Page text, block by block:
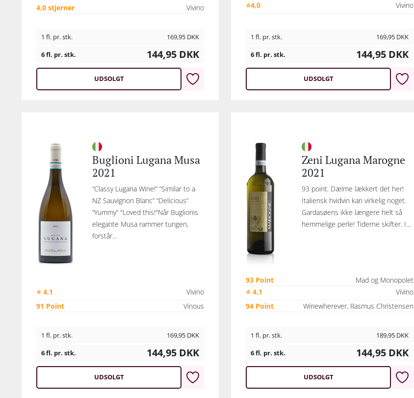
4,0 stjerner Vivino
1 fl. pr. stk. 169,95 DKK
6 fl. pr. stk.
144,95 DKK
UDSOLGT
⭐4,0 Vivino
1 fl. pr. stk. 169,95 DKK
6 fl. pr. stk.
144,95 DKK
UDSOLGT
Buglioni Lugana Musa
2021
“Classy Lugana Wine!” “Similar to a
NZ Sauvignon Blanc” “Delicious”
“Yummy” "Loved this!"Når Buglionis
elegante Musa rammer tungen,
forstår...
⭐ 4,1
Vivino
91 Point
Vinous
1 fl. pr. stk. 169,95 DKK
6 fl. pr. stk.
144,95 DKK
UDSOLGT
Zeni Lugana Marogne
2021
93 point. Dælme lækkert det her!
Italiensk hvidvin kan virkelig noget.
Gardasøens ikke længere helt så
hemmelige perle! Tiderne skifter. I...
93 Point
Mad og Monopolet
⭐ 4,1
Vivino
94 Point
Winewherever, Rasmus Christensen
1 fl. pr. stk. 189,95 DKK
6 fl. pr. stk.
144,95 DKK
UDSOLGT